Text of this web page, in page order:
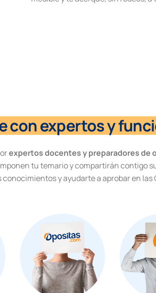
con expertos y
expertos docentes y preparadores de
tu temario y compartirán contigo
y ayudarte a aprobar en